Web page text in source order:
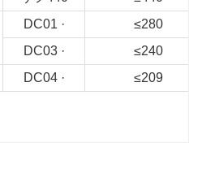
DC01 ·
≤280
DC03 ·
≤240
DC04 · ≤209